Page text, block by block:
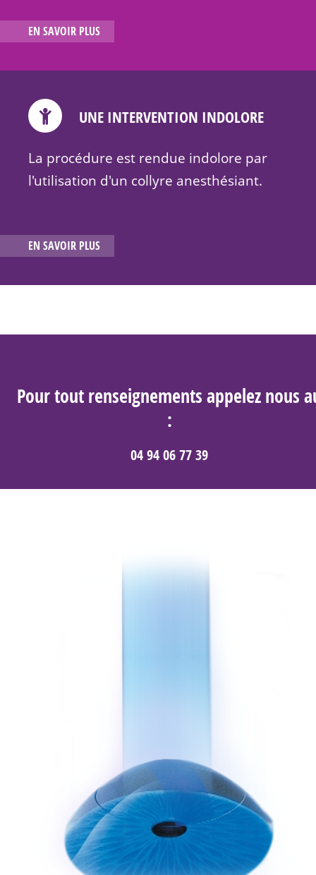
EN SAVOIR PLUS
UNE INTERVENTION INDOLORE
La procédure est rendue indolore par
l'utilisation d'un collyre anesthésiant.
EN SAVOIR PLUS
Pour tout renseignements appelez nous
:
04 94 06 77 39